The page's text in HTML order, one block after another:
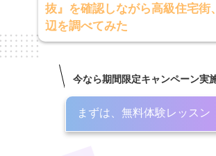
抜』を確認しながら高級住宅街
辺を調べてみた
今なら期間限定キャンペーン実
まずは、無料体験レッスン